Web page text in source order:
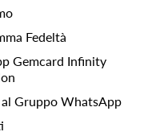
Fedeltà
Gemcard Infinity
Gruppo WhatsApp